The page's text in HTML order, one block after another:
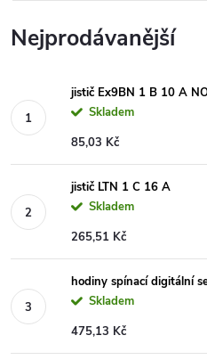
Nejprodávanější
jistič Ex9BN 1 B 10 A
Skladem
85,03 Kč
jistič LTN 1 C 16 A
Skladem
265,51 Kč
hodiny spínací digitální
Skladem
475,13 Kč